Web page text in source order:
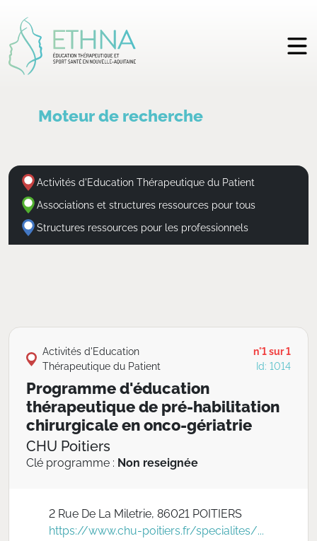
Moteur de recherche
Activités d'Education Thérapeutique du Patient
Associations et structures ressources pour tous
Structures ressources pour les professionnels
Activités d'Education
Thérapeutique du Patient
n°1 sur 1
Id: 1014
Programme d'éducation
thérapeutique de pré-habilitation
chirurgicale en onco-gériatrie
CHU Poitiers
Clé programme : Non reseignée
2 Rue De La Miletrie, 86021 POITIERS
https://www.chu-poitiers.fr/specialites/...